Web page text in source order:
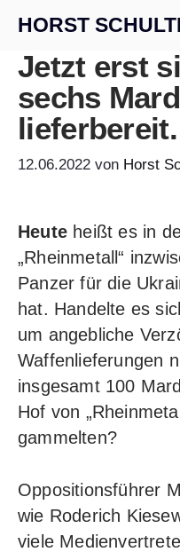
HORST
Jetzt erst
sechs
lieferbereit.
12.06.2022 von Horst
Heute heißt es in
„Rheinmetall“
Panzer für die
hat. Handelte es
um angebliche
Waffenlieferungen
insgesamt 100
Hof von
gammelten?
Oppositionsführer
wie Roderich
viele